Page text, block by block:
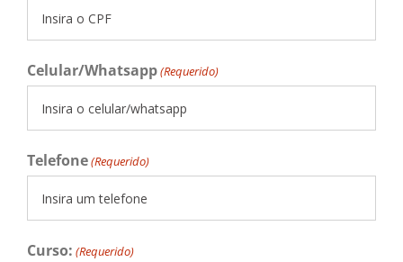
Celular/Whatsapp(Requerido)
Telefone(Requerido)
Curso: (Requerido)